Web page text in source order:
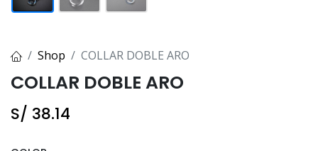
Shop COLLAR DOBLE ARO
COLLAR DOBLE ARO
S/ 38.14